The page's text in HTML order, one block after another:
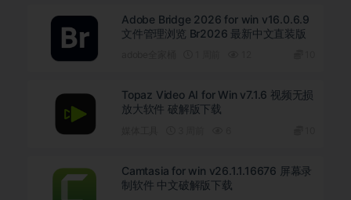
Adobe Bridge 2026 for win v16.0.6.9
文件管理浏览 Br2026 最新中文直装版
Topaz Video AI for Win v7.1.6 视频无损
放大软件 破解版下载
Camtasia for win v26.1.1.16676 屏幕录
制软件 中文破解版下载